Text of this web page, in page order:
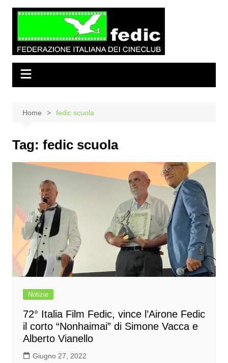
Salta
Home fedic scuola
Tag: fedic scuola
Notizie
72° Italia Film Fedic, vince l’Airone Fedic
il corto “Nonhaimai” di Simone Vacca e
Alberto Vianello
Giugno 27, 2022